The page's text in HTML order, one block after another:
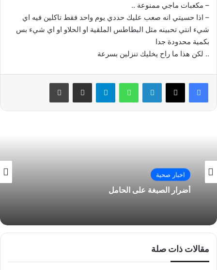
– مكعبات ماجي ممنوعة ..
– اذا حسيتي انه صعب عليك حددي يوم واحد فقط تاكلين فيه اي
شيء انتي تحبينه مثل البطاطس الملقية او الحلاو او اي شيء بس
بكمية محدودة جدا
.. لكن هذا ما راح يخليك تنزلين بسرعة
فيسبوك لينكدإن واتساب
اخبار صحية
أضرار الصبغة على الحامل
مقالات ذات صلة